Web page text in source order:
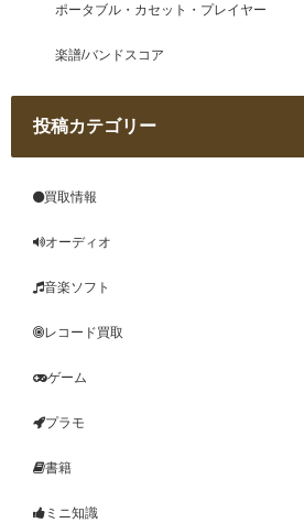
ポータブル・カセット・プレイヤー
楽譜/バンドスコア
投稿カテゴリー
買取情報
オーディオ
音楽ソフト
レコード買取
ゲーム
プラモ
書籍
ミニ知識